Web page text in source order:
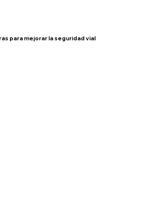
para mejorar la seguridad vial